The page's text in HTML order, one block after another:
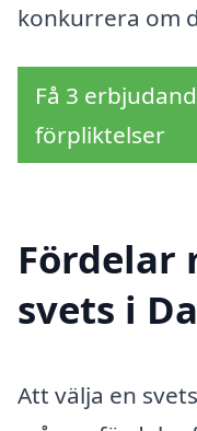
konkurrera om
Få 3
förpliktelser
Fördelar
svets i
Att välja en